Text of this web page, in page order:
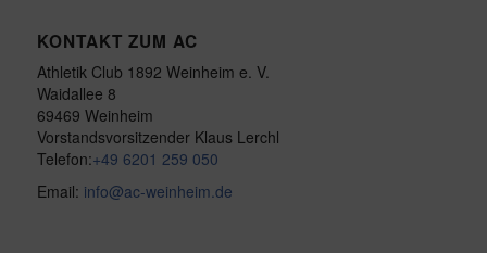
KONTAKT ZUM AC
Athletik Club 1892 Weinheim e. V.
Waidallee 8
69469 Weinheim
Vorstandsvorsitzender Klaus Lerchl
Telefon:+49 6201 259 050
Email: info@ac-weinheim.de